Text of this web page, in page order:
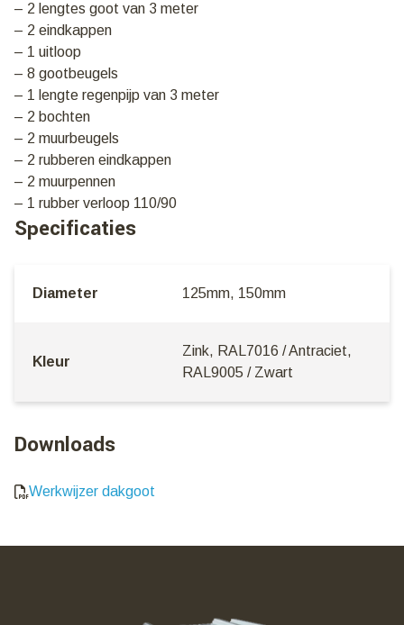
– 2 lengtes goot van 3 meter
– 2 eindkappen
– 1 uitloop
– 8 gootbeugels
– 1 lengte regenpijp van 3 meter
– 2 bochten
– 2 muurbeugels
– 2 rubberen eindkappen
– 2 muurpennen
– 1 rubber verloop 110/90
Specificaties
Diameter 125mm, 150mm
Kleur
Zink, RAL7016 / Antraciet,
RAL9005 / Zwart
Downloads
Werkwijzer dakgoot